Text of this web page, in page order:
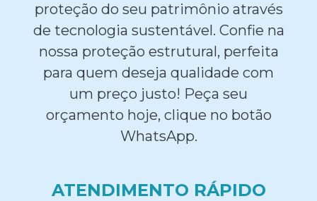
proteção do seu patrimônio através
de tecnologia sustentável. Confie na
nossa proteção estrutural, perfeita
para quem deseja qualidade com
um preço justo! Peça seu
orçamento hoje, clique no botão
WhatsApp.
ATENDIMENTO RÁPIDO